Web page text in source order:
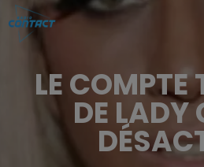
LE COMPTE
DE LADY